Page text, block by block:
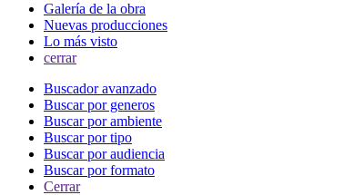
Galería de la obra
Nuevas producciones
Lo más visto
cerrar
Buscador avanzado
Buscar por generos
Buscar por ambiente
Buscar por tipo
Buscar por audiencia
Buscar por formato
Cerrar